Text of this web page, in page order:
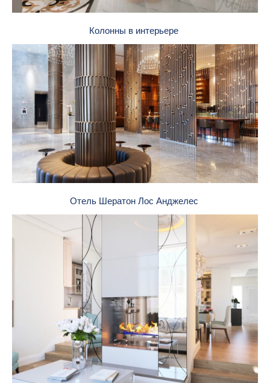
Колонны в интерьере
Отель Шератон Лос Анджелес